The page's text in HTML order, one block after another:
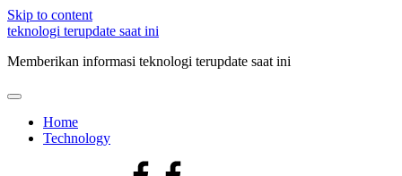
Skip to content
teknologi terupdate saat ini
Memberikan informasi teknologi terupdate saat ini
Home
Technology